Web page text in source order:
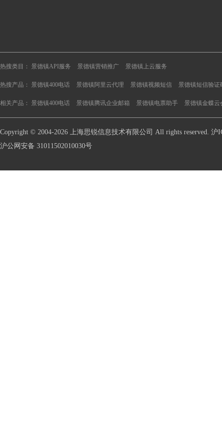
热搜类目： 景德镇API服务 景德镇营销推广 景德镇上云服务
热搜产品： 景德镇400电话 景德镇阿里云代理 景德镇视频短信 景德镇短信验证
相关产品： 景德镇400电话 景德镇腾讯企业邮箱 景德镇电票助手 景德镇金蝶云
Copyright © 2004-2026 上海思锐信息技术有限公司 All rights reserved. 沪
沪公网安备 31011502010030号